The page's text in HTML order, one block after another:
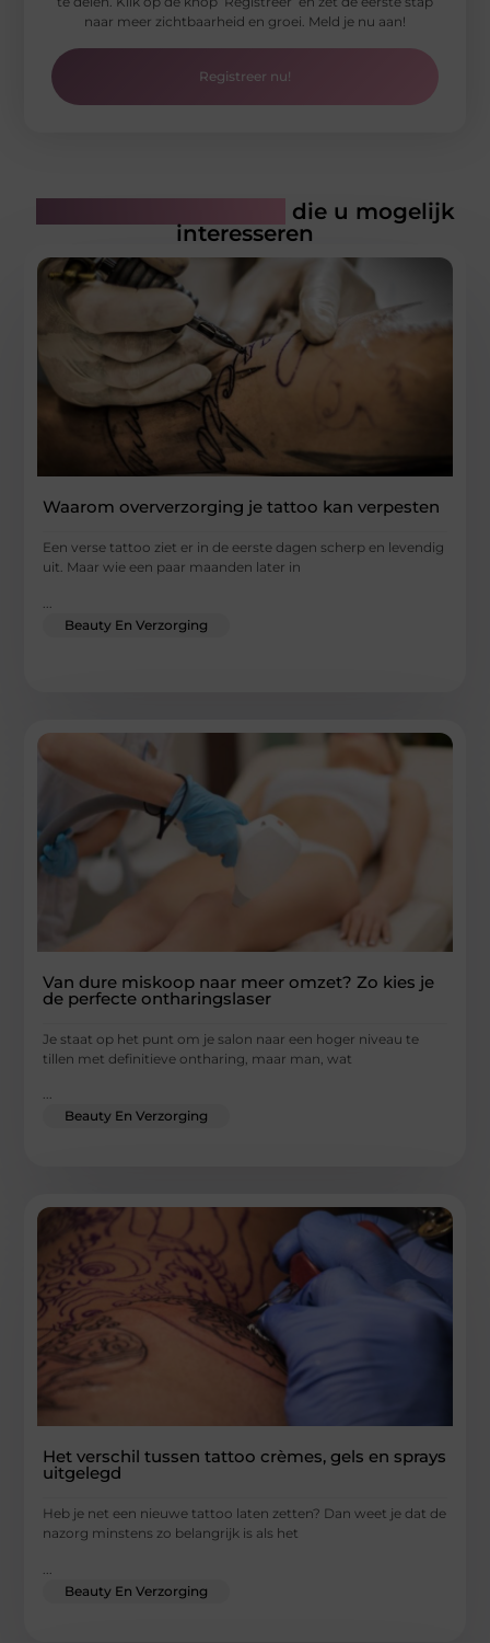
naar meer zichtbaarheid en groei. Meld je nu aan!
Registreer nu!
die u mogelijk
interesseren
Waarom oververzorging je tattoo kan verpesten
Een verse tattoo ziet er in de eerste dagen scherp en levendig
uit. Maar wie een paar maanden later in
Beauty En Verzorging
Van dure miskoop naar meer omzet? Zo kies je
de perfecte ontharingslaser
Je staat op het punt om je salon naar een hoger niveau te
tillen met definitieve ontharing, maar man, wat
...
Beauty En Verzorging
Het verschil tussen tattoo crèmes, gels en sprays
uitgelegd
Heb je net een nieuwe tattoo laten zetten? Dan weet je dat de
nazorg minstens zo belangrijk is als het
Beauty En Verzorging